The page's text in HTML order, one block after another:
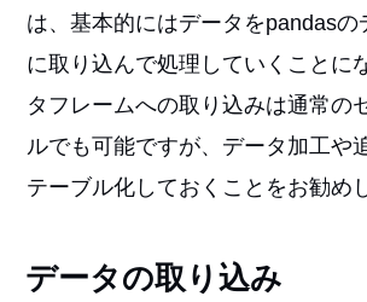
は、基本的にはデータをpandasの
に取り込んで処理していくことに
タフレームへの取り込みは通常の
ルでも可能ですが、データ加工や
テーブル化しておくことをお勧め
データの取り込み